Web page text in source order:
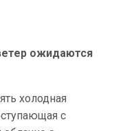
ожидаются
холодная
с